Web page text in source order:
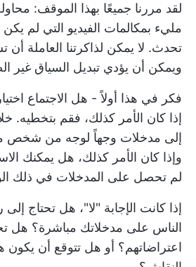
لقد مررنا جميعًا بهذا الموقف:
مليء بمكالمات الفيديو التي لم
تحدث. لا يمكن لذاكرتنا العاملة أن
ويمكن أن يؤدي تبديل السياق غير
فكر في هذا أولاً - هل الاجتماع
إذا كان الأمر كذلك، فقم بتخطيه.
إلى مدخلات وجهاً لوجه من شخص
وإذا كان الأمر كذلك، هل يمكنك
لم تحصل على المدخلات في ذلك
إذا كانت الإجابة "لا"، هل تحتاج
الناس على مدخلاتك مباشرة؟ هل
اعتراضاتهم؟ أو هل تتوقع أن يكون